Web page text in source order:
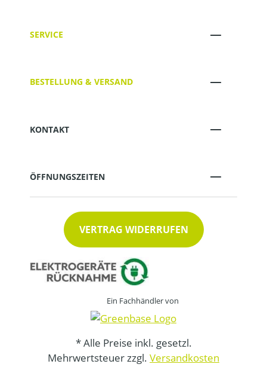
SERVICE
BESTELLUNG & VERSAND
KONTAKT
ÖFFNUNGSZEITEN
VERTRAG WIDERRUFEN
Ein Fachhändler von
* Alle Preise inkl. gesetzl.
Mehrwertsteuer zzgl. Versandkosten